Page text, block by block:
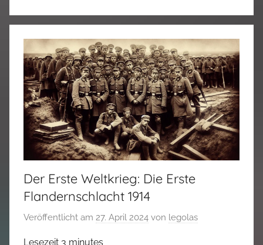
Der Erste Weltkrieg: Die Erste
Flandernschlacht 1914
Veröffentlicht am 27. April 2024 von legolas
Lesezeit 3 minutes